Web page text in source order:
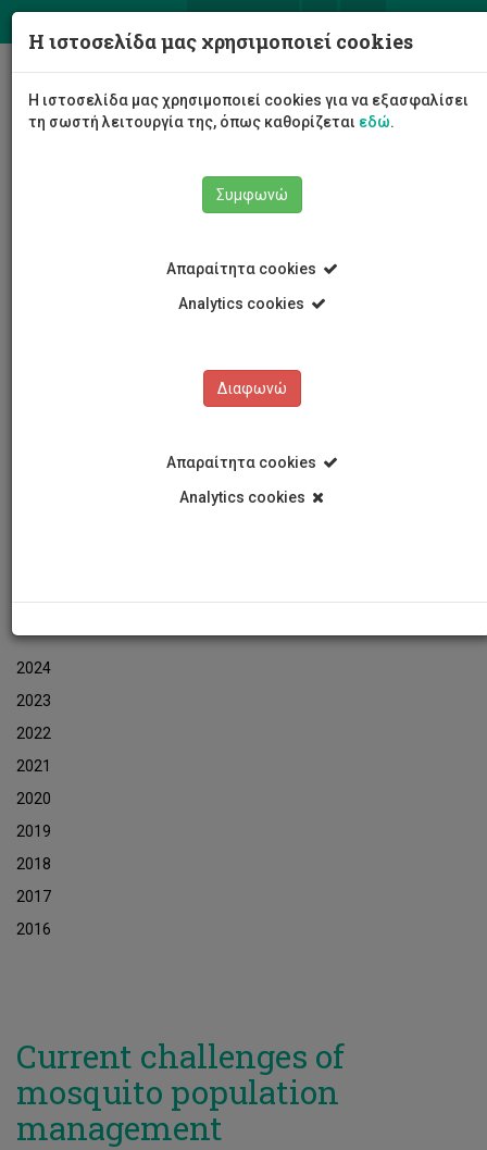
2024
2023
2022
2021
2020
2019
2018
2017
2016
Current challenges of
mosquito population
management
Η ιστοσελίδα μας χρησιμοποιεί cookies
Η ιστοσελίδα μας χρησιμοποιεί cookies για να εξασφαλίσει
τη σωστή λειτουργία της, όπως καθορίζεται εδώ.
Συμφωνώ
Απαραίτητα cookies
Analytics cookies
Διαφωνώ
Απαραίτητα cookies
Analytics cookies